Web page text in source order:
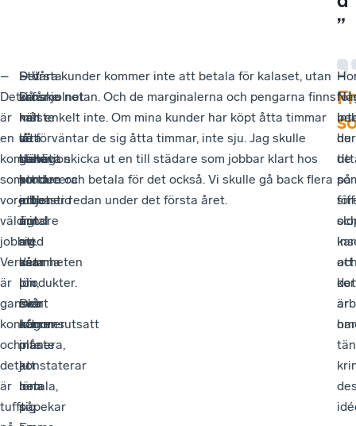
”
–
Det
är
en
kombination
som
vore
väldigt
jobbig.
Verksamheten
är
ganska
konkurrensutsatt
och
det
är
tufft
Största
orosmolnet
när
det
gäller
kortare
arbetstid
är
att
det
blir
svårt
att
planera,
konstaterar
hon.
–
Då
måste
vi
sluta
producera
ett
antal
av
våra
produkter.
Det
kommer
inte
att
löna
sig
Det
kanske
kan
låta
trevligt
att
jobba
mindre
med
samma
lön,
men
någon
måste
ju
betala,
påpekar
– Våra kunder kommer inte att betala för kalaset, utan
vi får ju notan. Och de marginalerna och pengarna finns
helt enkelt inte. Om mina kunder har köpt åtta timmar
så förväntar de sig åtta timmar, inte sju. Jag skulle
behöva skicka ut en till städare som jobbar klart hos
kunden och betala för det också. Vi skulle gå back flera
miljoner redan under det första året.
hur
de
har
–
de
på
att
det
är